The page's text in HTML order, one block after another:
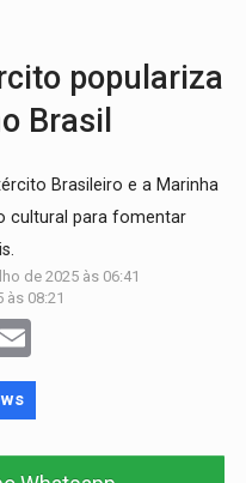
populariza
Brasil
Brasileiro e a Marinha
cultural para fomentar
de 2025 às 06:41
às 08:21